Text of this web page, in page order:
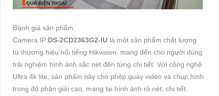
Đánh giá sản phẩm:
Camera IP DS-2CD2363G2-IU là một sản phẩm chất lượng
từ thương hiệu nổi tiếng Hikvision, mang đến cho người dùng
trải nghiệm hình ảnh sắc nét đến từng chi tiết. Với công nghệ
Ultra 4k lite, sản phẩm này cho phép quay video và chụp hình
trong độ phân giải cao, mang lại hình ảnh rõ nét, chi tiết.